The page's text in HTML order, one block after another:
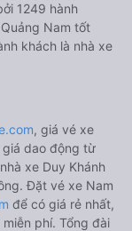
1249 hành
Nam tốt
khách là nhà xe
, giá vé xe
dao động từ
xe Duy Khánh
Đặt vé xe Nam
để có giá rẻ nhất,
phí. Tổng đài